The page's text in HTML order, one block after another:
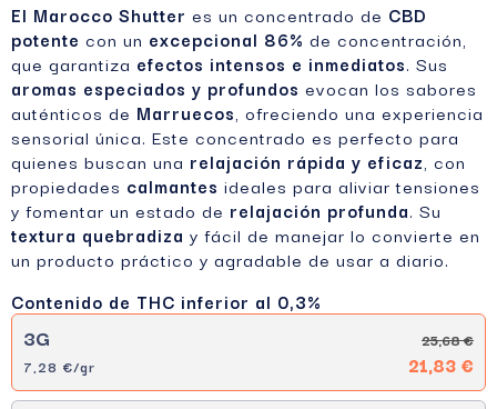
El Marocco Shutter es un concentrado de CBD
potente con un excepcional 86% de concentración,
que garantiza efectos intensos e inmediatos. Sus
aromas especiados y profundos evocan los sabores
auténticos de Marruecos, ofreciendo una experiencia
sensorial única. Este concentrado es perfecto para
quienes buscan una relajación rápida y eficaz, con
propiedades calmantes ideales para aliviar tensiones
y fomentar un estado de relajación profunda. Su
textura quebradiza y fácil de manejar lo convierte en
un producto práctico y agradable de usar a diario.
Contenido de THC inferior al 0,3%
3G
25,68 €
7,28 €/gr
21,83 €